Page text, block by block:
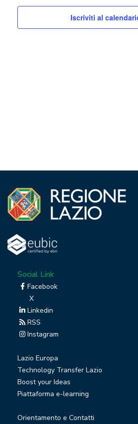
2024
Iscriviti al
Social Link
Facebook
X
Linkedin
RSS
Instagram
Lazio Europa
Technology Transfer Lazio
Boost your Ideas
Piattaforma e-learning
Orientamento e Contatti